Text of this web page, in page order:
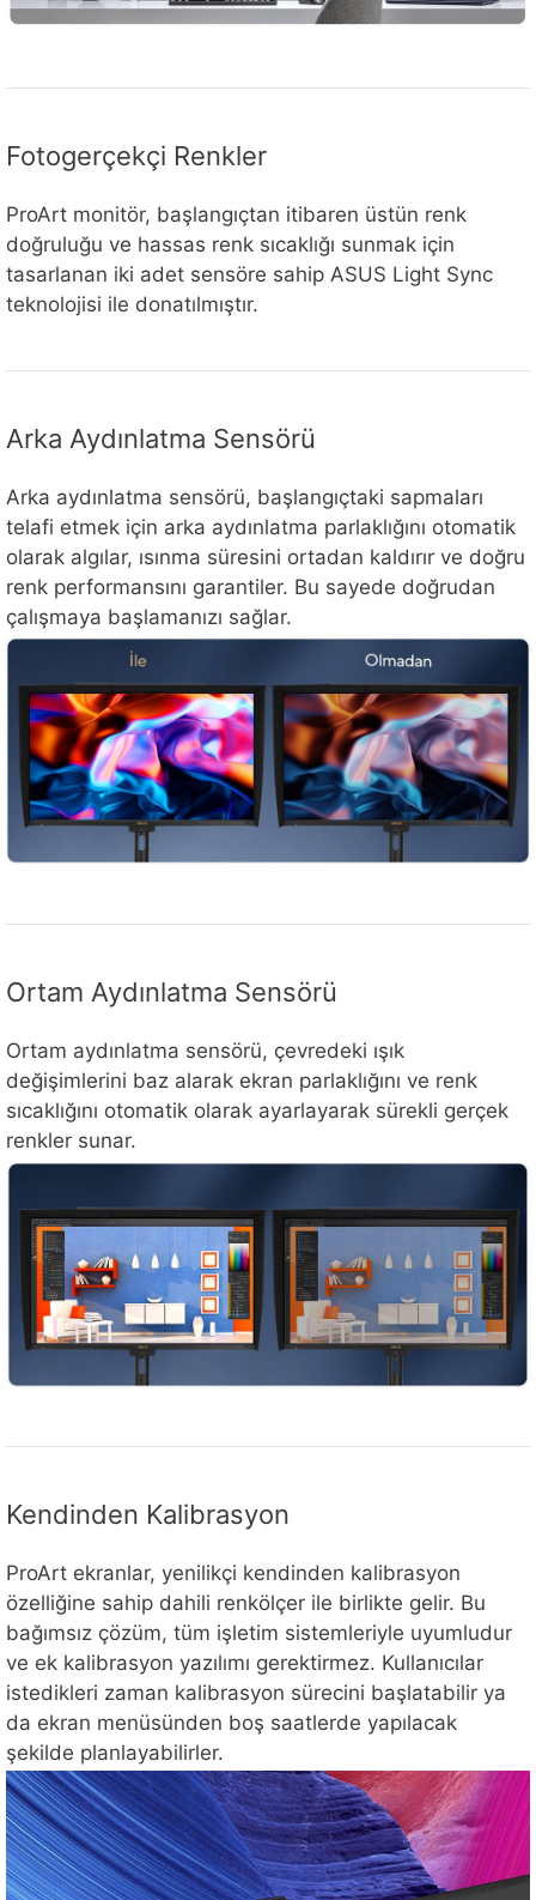
Fotogerçekçi Renkler
ProArt monitör, başlangıçtan itibaren üstün renk
doğruluğu ve hassas renk sıcaklığı sunmak için
tasarlanan iki adet sensöre sahip ASUS Light Sync
teknolojisi ile donatılmıştır.
Arka Aydınlatma Sensörü
Arka aydınlatma sensörü, başlangıçtaki sapmaları
telafi etmek için arka aydınlatma parlaklığını otomatik
olarak algılar, ısınma süresini ortadan kaldırır ve doğru
renk performansını garantiler. Bu sayede doğrudan
çalışmaya başlamanızı sağlar.
Ortam Aydınlatma Sensörü
Ortam aydınlatma sensörü, çevredeki ışık
değişimlerini baz alarak ekran parlaklığını ve renk
sıcaklığını otomatik olarak ayarlayarak sürekli gerçek
renkler sunar.
Kendinden Kalibrasyon
ProArt ekranlar, yenilikçi kendinden kalibrasyon
özelliğine sahip dahili renkölçer ile birlikte gelir. Bu
bağımsız çözüm, tüm işletim sistemleriyle uyumludur
ve ek kalibrasyon yazılımı gerektirmez. Kullanıcılar
istedikleri zaman kalibrasyon sürecini başlatabilir ya
da ekran menüsünden boş saatlerde yapılacak
şekilde planlayabilirler.